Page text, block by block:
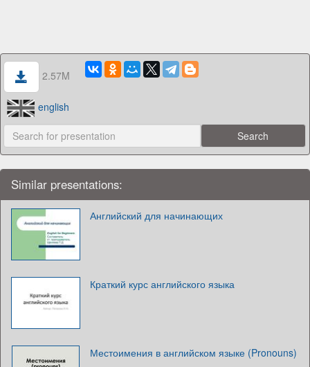
2.57M
english
Similar presentations:
Английский для начинающих
Краткий курс английского языка
Местоимения в английском языке (Pronouns)